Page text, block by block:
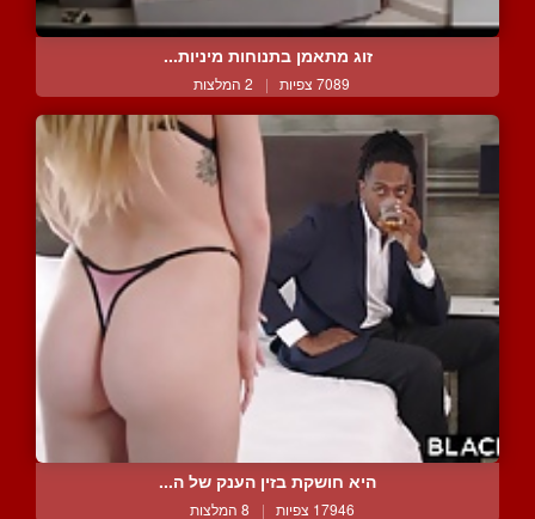
זוג מתאמן בתנוחות מיניות...
7089 צפיות | 2 המלצות
היא חושקת בזין הענק של ה...
17946 צפיות | 8 המלצות